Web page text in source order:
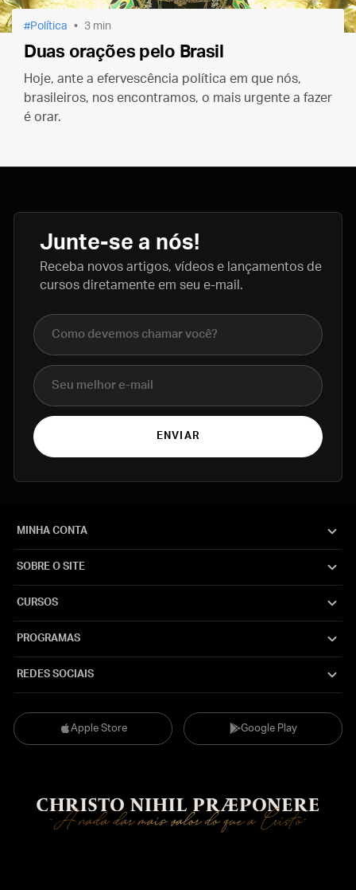
Política 3 min
Duas orações pelo Brasil
Hoje, ante a efervescência política em que nós,
brasileiros, nos encontramos, o mais urgente a fazer
é orar.
Junte-se a nós!
Receba novos artigos, vídeos e lançamentos de
cursos diretamente em seu e-mail.
Nome completo
E-mail
ENVIAR
Apple Store Google Play
MINHA CONTA
SOBRE O SITE
CURSOS
PROGRAMAS
REDES SOCIAIS